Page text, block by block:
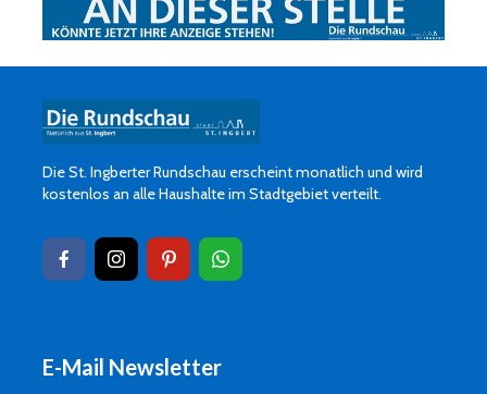
Die St. Ingberter Rundschau erscheint monatlich und wird
kostenlos an alle Haushalte im Stadtgebiet verteilt.
E-Mail Newsletter